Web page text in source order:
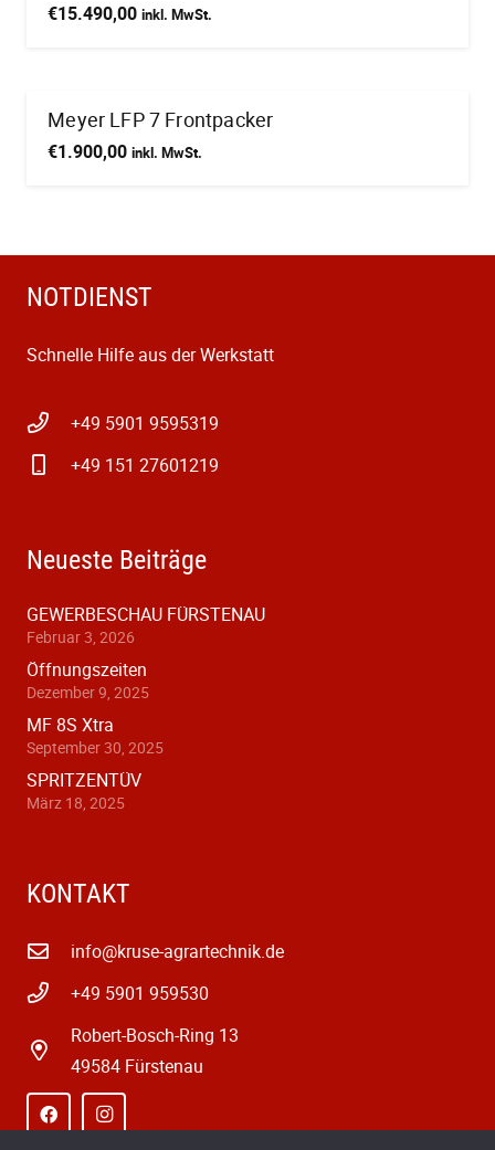
€15.490,00 inkl. MwSt.
Meyer LFP 7 Frontpacker
€1.900,00 inkl. MwSt.
NOTDIENST
Schnelle Hilfe aus der Werkstatt
+49 5901 9595319
+49 151 27601219
Neueste Beiträge
GEWERBESCHAU FÜRSTENAU
Februar 3, 2026
Öffnungszeiten
Dezember 9, 2025
MF 8S Xtra
September 30, 2025
SPRITZENTÜV
März 18, 2025
KONTAKT
info@kruse-agrartechnik.de
+49 5901 959530
Robert-Bosch-Ring 13
49584 Fürstenau